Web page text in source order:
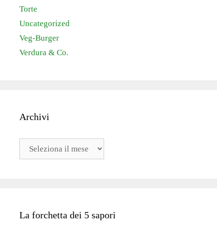
Torte
Uncategorized
Veg-Burger
Verdura & Co.
Archivi
Archivi
La forchetta dei 5 sapori